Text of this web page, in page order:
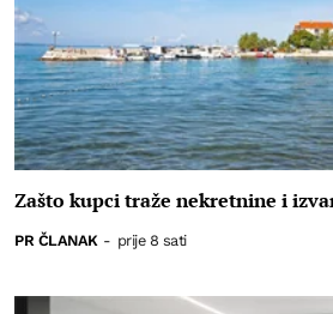
Zašto kupci traže nekretnine i
PR ČLANAK - prije 8 sati